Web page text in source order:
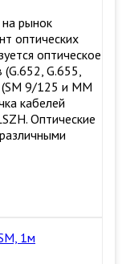
рынок
оптических
оптическое
G.655,
9/125 и MM
кабелей
Оптические